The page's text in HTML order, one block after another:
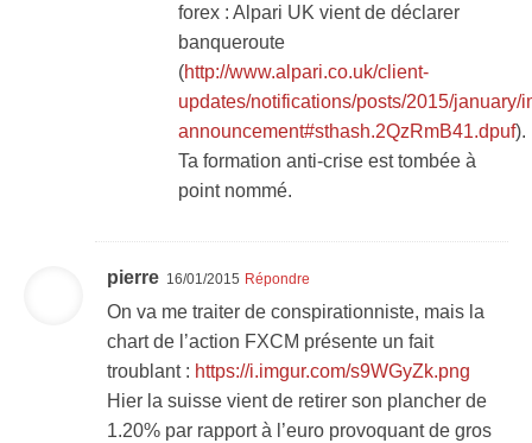
forex : Alpari UK vient de déclarer
banqueroute
(http://www.alpari.co.uk/client-
updates/notifications/posts/2015/january/
announcement#sthash.2QzRmB41.dpuf).
Ta formation anti-crise est tombée à
point nommé.
pierre 16/01/2015 Répondre
On va me traiter de conspirationniste, mais la
chart de l’action FXCM présente un fait
troublant : https://i.imgur.com/s9WGyZk.png
Hier la suisse vient de retirer son plancher de
1.20% par rapport à l’euro provoquant de gros